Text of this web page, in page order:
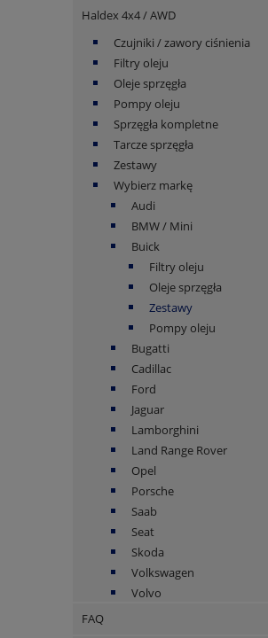
Haldex 4x4 / AWD
Czujniki / zawory ciśnienia
Filtry oleju
Oleje sprzęgła
Pompy oleju
Sprzęgła kompletne
Tarcze sprzęgła
Zestawy
Wybierz markę
Audi
BMW / Mini
Buick
Filtry oleju
Oleje sprzęgła
Zestawy
Pompy oleju
Bugatti
Cadillac
Ford
Jaguar
Lamborghini
Land Range Rover
Opel
Porsche
Saab
Seat
Skoda
Volkswagen
Volvo
FAQ